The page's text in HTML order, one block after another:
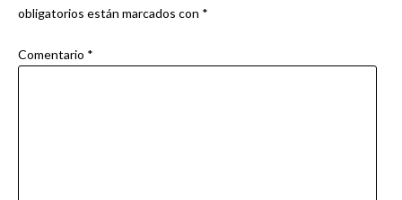
obligatorios están marcados con *
Comentario *